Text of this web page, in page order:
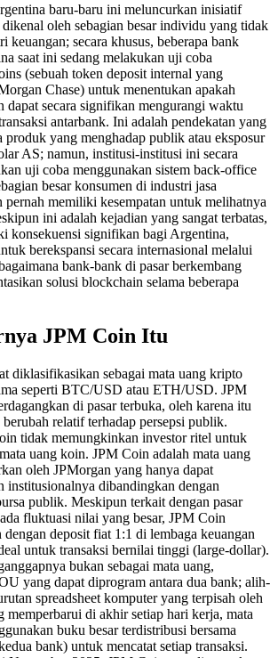
baru-baru ini meluncurkan inisiatif
oleh sebagian besar individu yang tidak
keuangan; secara khusus, beberapa bank
saat ini sedang melakukan uji coba
(sebuah token deposit internal yang
Chase) untuk menentukan apakah
dapat secara signifikan mengurangi waktu
antarbank. Ini adalah pendekatan yang
produk yang menghadap publik atau eksposur
AS; namun, institusi-institusi ini secara
uji coba menggunakan sistem back-office
besar konsumen di industri jasa
pernah memiliki kesempatan untuk melihatnya
ini adalah kejadian yang sangat terbatas,
konsekuensi signifikan bagi Argentina,
berekspansi secara internasional melalui
bank-bank di pasar berkembang
solusi blockchain selama beberapa
JPM Coin Itu
diklasifikasikan sebagai mata uang kripto
seperti BTC/USD atau ETH/USD. JPM
di pasar terbuka, oleh karena itu
relatif terhadap persepsi publik.
tidak memungkinkan investor ritel untuk
uang koin. JPM Coin adalah mata uang
oleh JPMorgan yang hanya dapat
institusionalnya dibandingkan dengan
publik. Meskipun terkait dengan pasar
fluktuasi nilai yang besar, JPM Coin
deposit fiat 1:1 di lembaga keuangan
untuk transaksi bernilai tinggi (large-dollar).
bukan sebagai mata uang,
yang dapat diprogram antara dua bank; alih-
spreadsheet komputer yang terpisah oleh
memperbarui di akhir setiap hari kerja, mata
buku besar terdistribusi bersama
bank) untuk mencatat setiap transaksi.